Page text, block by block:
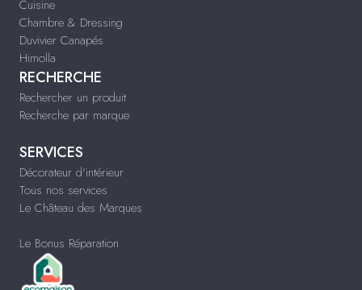
Cuisine
Chambre & Dressing
Duvivier Canapés
Himolla
RECHERCHE
Rechercher un produit
Recherche par marque
SERVICES
Décorateur d'intérieur
Tous nos services
Le Château des Marques
Le Bonus Réparation